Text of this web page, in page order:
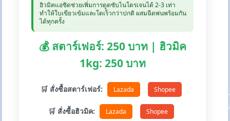
ฮิวมิคแอซิดช่วยเพิ่มการดูดซับไนโตรเจนได้ 2-3 เท่า
ทำให้ใบเขียวเข้มและโตเร็วกว่าปกติ ผสมฉีดพ่นพร้อมกัน
ได้ทุกครั้ง
💰 สตาร์เฟอร์: 250 บาท | ฮิวมิค
1kg: 250 บาท
🛒 สั่งซื้อสตาร์เฟอร์: Lazada Shopee
🛒 สั่งซื้อฮิวมิค: Lazada Shopee